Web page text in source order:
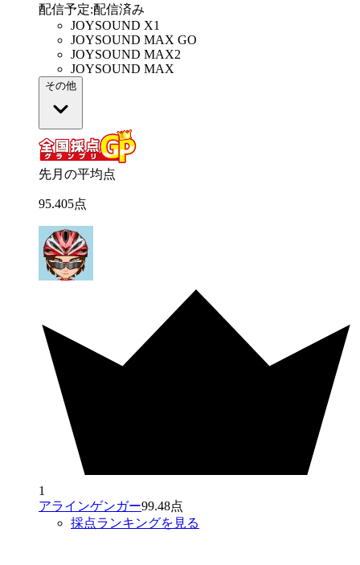
配信予定:配信済み
JOYSOUND X1
JOYSOUND MAX GO
JOYSOUND MAX2
JOYSOUND MAX
その他
先月の平均点
95.405点
1
アラインゲンガー99.48点
採点ランキングを見る